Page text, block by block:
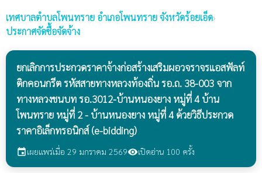
เทศบาลตำบลโพนทราย อำเภอโพนทราย จังหวัดร้อยเอ็ด›
ประกาศจัดซื้อจัดจ้าง
ยกเลิกการประกวดราคาจ้างก่อสร้างเสริมผอวจราจรแอสฟัลท์
ติกคอนกรีต รหัสสายทางหลวงท้องถิ่น รอ.ถ. 38-003 จาก
ทางหลวงชนบท รอ.3012-บ้านหนองยาง หมู่ที่ 4 บ้าน
โพนทราย หมู่ที่ 2 - บ้านหนองยาง หมู่ที่ 4 ด้วยวิธีประกวด
ราคาอิเล็กทรอนิกส์ (e-bidding)
eventเผยแพร่เมื่อ 29 มกราคม 2569visibilityเปิดอ่าน 100 ครั้ง